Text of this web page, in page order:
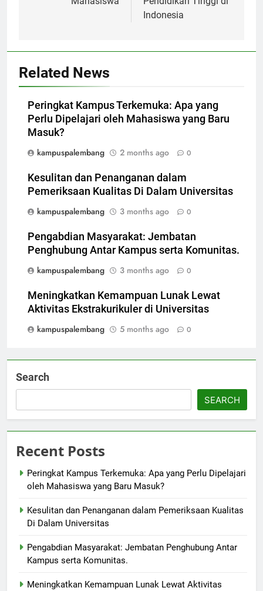
Indonesia
Related News
Peringkat Kampus Terkemuka: Apa yang
Perlu Dipelajari oleh Mahasiswa yang Baru
Masuk?
kampuspalembang
2 months ago 0
Kesulitan dan Penanganan dalam
Pemeriksaan Kualitas Di Dalam Universitas
kampuspalembang
3 months ago 0
Pengabdian Masyarakat: Jembatan
Penghubung Antar Kampus serta Komunitas.
kampuspalembang
3 months ago 0
Meningkatkan Kemampuan Lunak Lewat
Aktivitas Ekstrakurikuler di Universitas
kampuspalembang
5 months ago 0
Search
SEARCH
Recent Posts
Peringkat Kampus Terkemuka: Apa yang Perlu Dipelajari
oleh Mahasiswa yang Baru Masuk?
Kesulitan dan Penanganan dalam Pemeriksaan Kualitas
Di Dalam Universitas
Pengabdian Masyarakat: Jembatan Penghubung Antar
Kampus serta Komunitas.
Meningkatkan Kemampuan Lunak Lewat Aktivitas